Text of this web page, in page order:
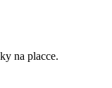
na placce.